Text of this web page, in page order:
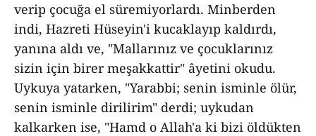
verip çocuğa el süremiyorlardı. Minberden
indi, Hazreti Hüseyin'i kucaklayıp kaldırdı,
yanına aldı ve, "Mallarınız ve çocuklarınız
sizin için birer meşakkattir" âyetini okudu.
Uykuya yatarken, "Yarabbi; senin isminle ölür,
senin isminle dirilirim" derdi; uykudan
kalkarken ise, "Hamd o Allah'a ki bizi öldükten